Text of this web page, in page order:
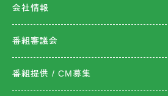
会社情報
番組審議会
番組提供 / CM募集